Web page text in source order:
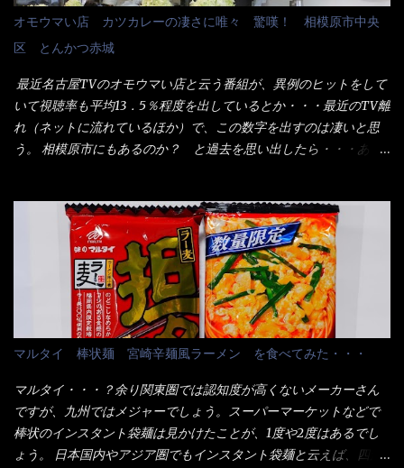
れに湯が無い利点として、汁が薄まらない！ これだよ、こ
れ！！ 湯があると、うどんと共に汁の方へ湯までも入ってしま
う。つまりラーメンの麺にスープが絡む現象ですな。 結局、伸び
ずに汁も薄らむこともなく・・最後の方で＜だし汁＞を少し追加
しました。 腹イッパイだけど、得サイズは全てお腹の中へ収まっ
たし満足達成度100％ 苦しいと云う事も無いな！ まだ鶏天1個位
は入りそうだね。 と云う事で、今回＜釜揚げうどんの湯無し＞を
試したら、確...
は？）へ広がった、讃岐饂飩チェーン店大手といっても過言では
無いでしょう。 各店舗で、毎日饂飩を打っているので饂飩好きの
方には店舗に寄って違う！と云う人も居るらしい・・ そんな大手
讃岐饂飩チェーン店と関係があるのか？ 箱詰め乾麺！ このパッ
ケージからすれば、間違いなく贈答用目的でしょう。 そんな贈答
用箱詰め饂飩・・・またもやメガドンキで発見し購入！ 中身は、
この様な状態です。 乾麺の束が6束／一パックになっており、それ
1280円と云った感じです。 で私は幾らで、メガドンキでゲットし
たかって？ それは非常に言いづらい・・・色々と各方面へ忖度し
て、激安だったとだけ申し上げましょう。 早速1袋を大釜で茹で～
ハイ、約15分ほど茹で上げた状態です。 当家には、高齢者がいる
ので少し柔らかく・・・ 茹で上がった饂飩は、お店の饂飩に比べ
＜細い＞です。 どちらかと云えば、稲庭饂飩的な太さですね。 さ
てこれを、どの様に食べるか？ 長葱無かったので、玉葱を刻んで
八王子ラーメン風月見つけうどん！ 冷やし釜あげうどん～です。
ラーメン丼に、冷水を軽く張って饂飩を盛り付け、お椀に昆布出
汁つゆと長葱に山葵です。 これでツルツル～と頂きました。 良い
じゃないか～...
オモウマい店 カツカレーの凄さに唯々 驚嘆！ 相模原市中央
区 とんかつ赤城
最近名古屋TVのオモウマい店と云う番組が、異例のヒットをして
いて視聴率も平均13．5％程度を出しているとか・・・最近のTV離
れ（ネットに流れているほか）で、この数字を出すのは凄いと思
う。 相模原市にもあるのか？ と過去を思い出したら・・・あっ
当している。 まずはこれを見て欲しい！ カウンターに置かれた＜
お皿＞である。 直ぐに気づいたでしょう！ 何かキャベツが山じ
ゃないか！？ ハイ、山です。 これが標準なのです。 普通のとん
かつ屋のキャベツと比べたら、10人前ほどあるか？ 値段的には、
メイン（主流は1,000超）＋定食セット350円程と値段的には、そ
れ程では安い訳でも無いが、客足が絶えない人気店である。 そん
なメニューのなかで、リーズナブルで頂ける＜映え＞るメニュー
が＜カツカレー＞だ！ これです。 当時1,000円税込だった
が・・・今も変わらないと思うけど・・・ これが出てくると、カ
ウンター中からOH～と声が飛ぶ！ 写真は、キャベツ少なめでお願
いしています。 皿のサイズは、直径30cmほどあります。 そこに
ドカ盛のキャベツと御飯にカレーがかかっています。 カレーは辛
マルタイ 棒状麺 宮崎辛麺風ラーメン を食べてみた・・・
マルタイ・・・？余り関東圏では認知度が高くないメーカーさん
ですが、九州ではメジャーでしょう。スーパーマーケットなどで
棒状のインスタント袋麺は見かけたことが、1度や2度はあるでし
ょう。 日本国内やアジア圏でもインスタント袋麺と云えば、四角